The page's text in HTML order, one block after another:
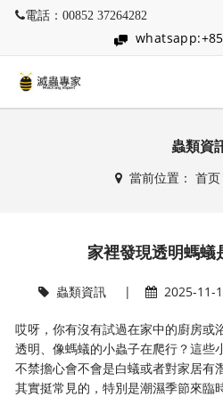
電話：00852 37264282
蟲類資
當前位置： 首页
家裡發現透明螞蟻
蟲類資訊| 2025-
哎呀，你有沒有試過在家中的廚房或
透明、像螞蟻的小蟲子在爬行？這些
不禁擔心會不會是白蟻或者對家居有
其實挺常見的，特別是潮濕季節來臨